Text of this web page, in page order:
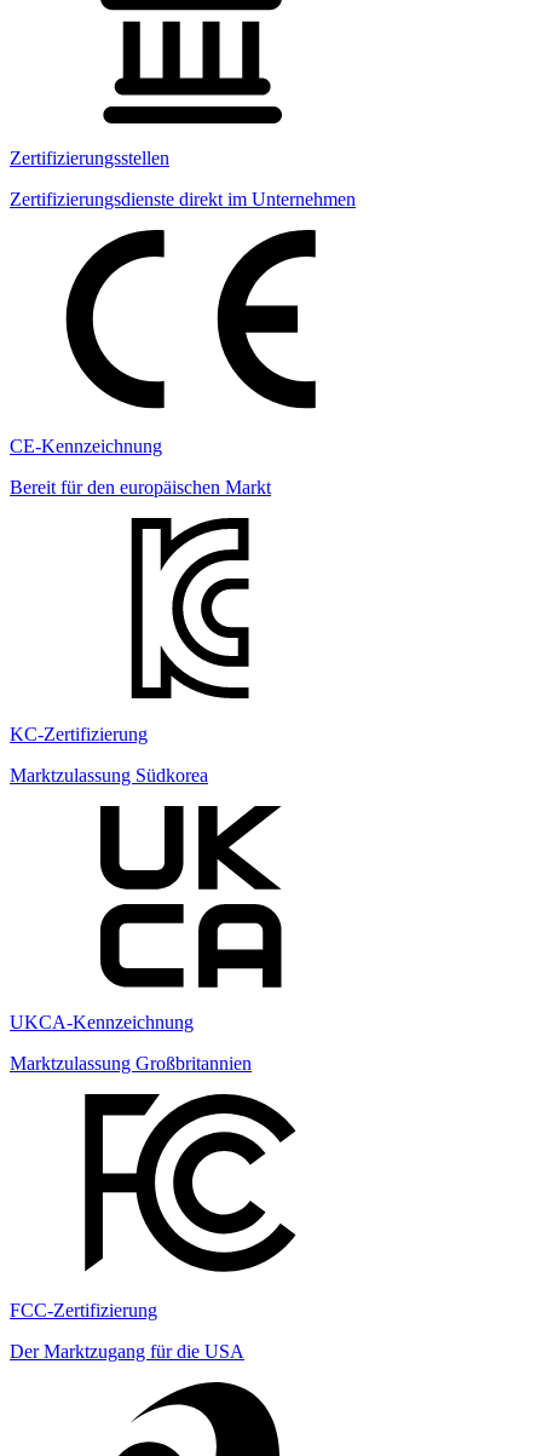
Zertifizierungsstellen
Zertifizierungsdienste direkt im Unternehmen
CE-Kennzeichnung
Bereit für den europäischen Markt
KC-Zertifizierung
Marktzulassung Südkorea
UKCA-Kennzeichnung
Marktzulassung Großbritannien
FCC-Zertifizierung
Der Marktzugang für die USA